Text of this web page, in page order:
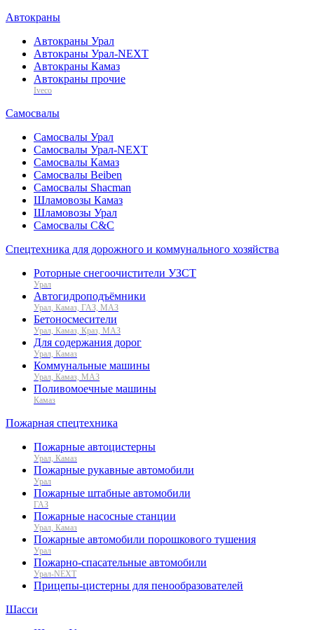
Автокраны
Автокраны Урал
Автокраны Урал-NEXT
Автокраны Камаз
Автокраны прочие
Iveco
Самосвалы
Самосвалы Урал
Самосвалы Урал-NEXT
Самосвалы Камаз
Самосвалы Beiben
Самосвалы Shacman
Шламовозы Камаз
Шламовозы Урал
Самосвалы C&C
Спецтехника для дорожного и коммунального хозяйства
Роторные снегоочистители УЗСТ
Урал
Автогидроподъёмники
Урал, Камаз, ГАЗ, МАЗ
Бетоносмесители
Урал, Камаз, Краз, МАЗ
Для содержания дорог
Урал, Камаз
Коммунальные машины
Урал, Камаз, МАЗ
Поливомоечные машины
Камаз
Пожарная спецтехника
Пожарные автоцистерны
Урал, Камаз
Пожарные рукавные автомобили
Урал
Пожарные штабные автомобили
ГАЗ
Пожарные насосные станции
Урал, Камаз
Пожарные автомобили порошкового тушения
Урал
Пожарно-спасательные автомобили
Урал-NEXT
Прицепы-цистерны для пенообразователей
Шасси